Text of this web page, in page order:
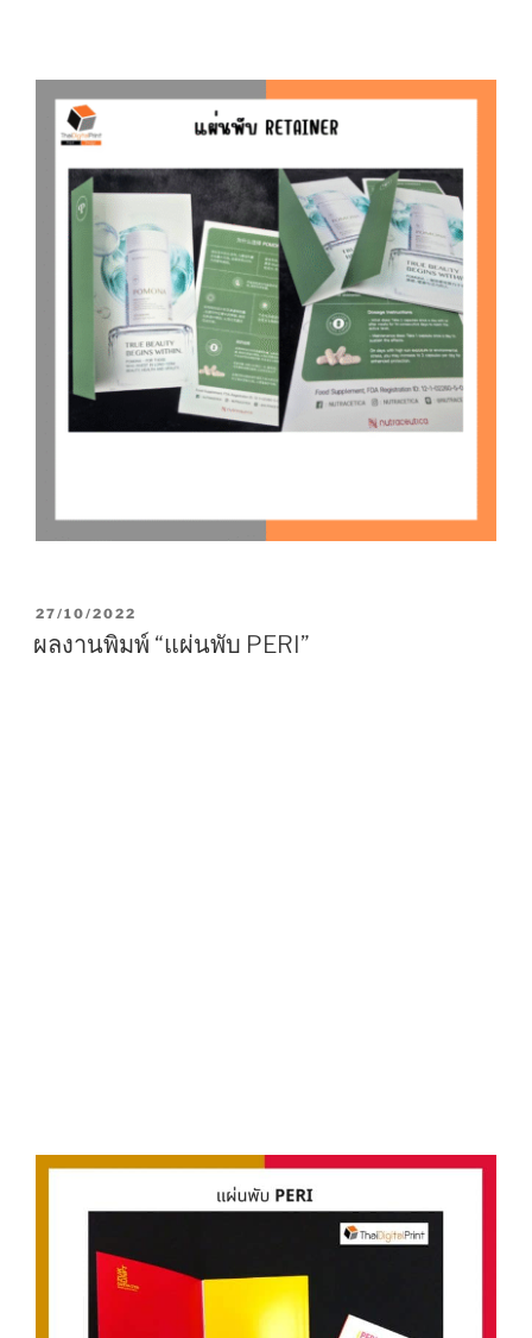
P
S
27/10/2022
ผลงานพิมพ์ “แผ่นพับ PERI”